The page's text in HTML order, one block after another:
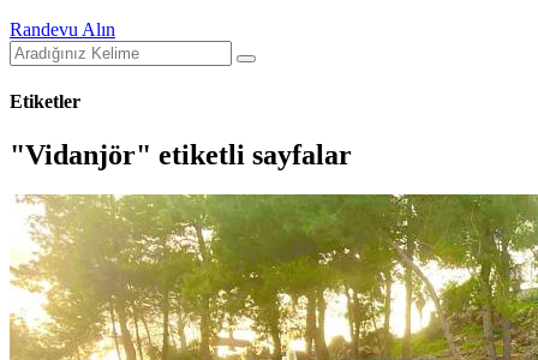
Randevu Alın
Etiketler
"Vidanjör" etiketli sayfalar